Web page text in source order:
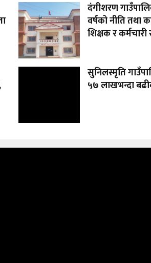
दंगीशरण
वर्षको नीति तथा
शिक्षक र कर्मचारी
सुनिलस्मृति
५७ लाखभन्दा